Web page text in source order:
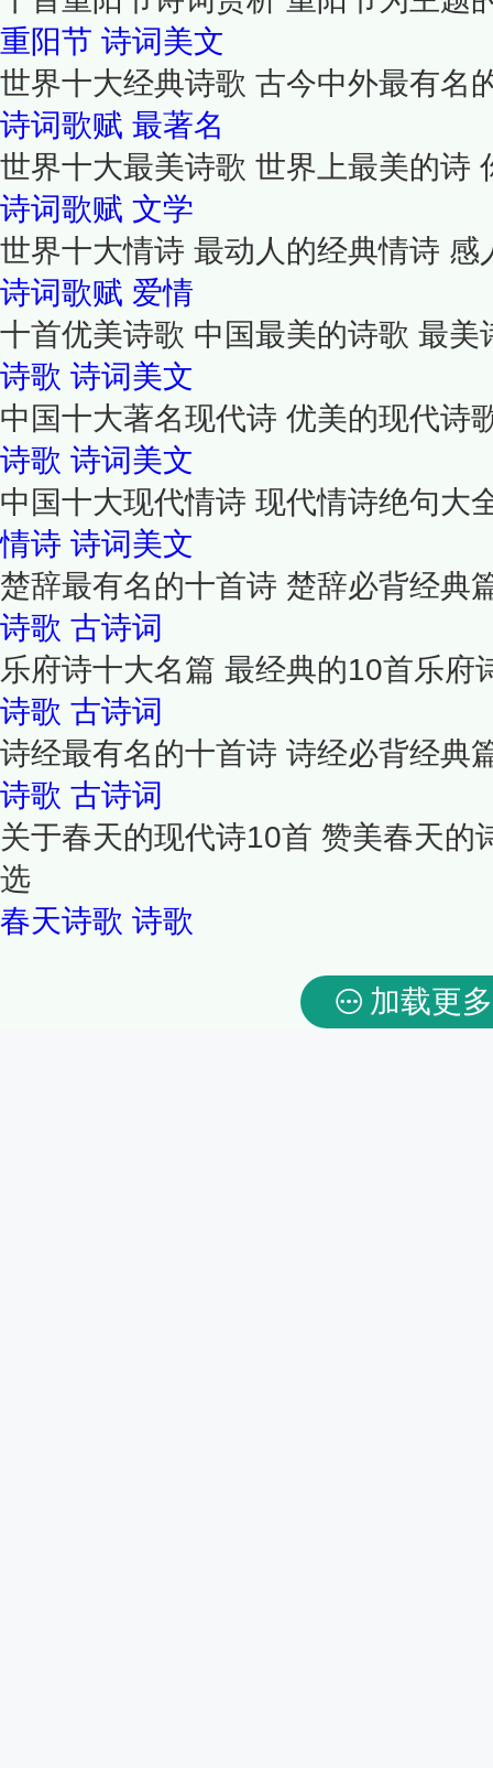
重阳节 诗词美文
世界十大经典诗歌 古今中外最有名
诗词歌赋 最著名
世界十大最美诗歌 世界上最美的诗
诗词歌赋 文学
世界十大情诗 最动人的经典情诗 感
诗词歌赋 爱情
十首优美诗歌 中国最美的诗歌 最美
诗歌 诗词美文
中国十大著名现代诗 优美的现代诗
诗歌 诗词美文
中国十大现代情诗 现代情诗绝句大
情诗 诗词美文
楚辞最有名的十首诗 楚辞必背经典
诗歌 古诗词
乐府诗十大名篇 最经典的10首乐府
诗歌 古诗词
诗经最有名的十首诗 诗经必背经典
诗歌 古诗词
关于春天的现代诗10首 赞美春天的
选
春天诗歌 诗歌
加载更多